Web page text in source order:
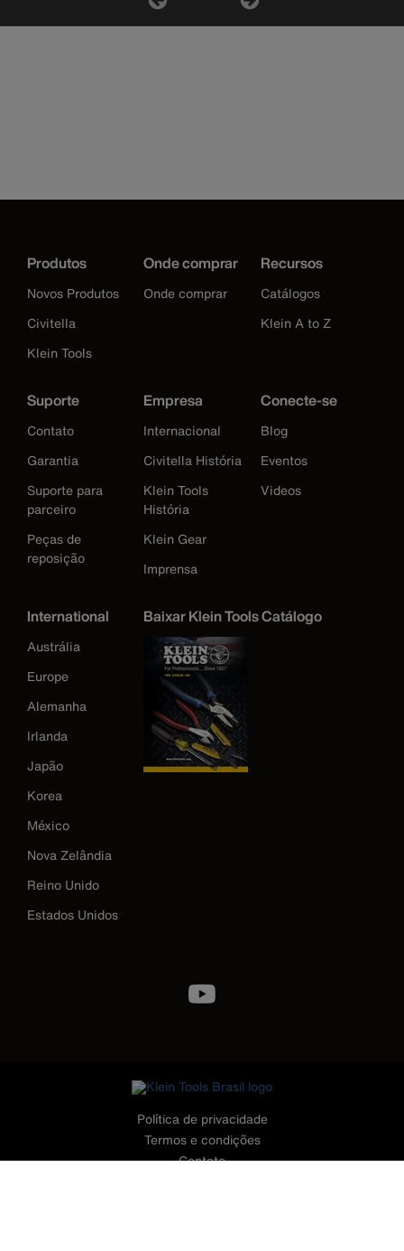
Produtos
Novos Produtos
Civitella
Klein Tools
Onde comprar
Onde comprar
Recursos
Catálogos
Klein A to Z
Suporte
Contato
Garantia
Suporte para
parceiro
Peças de
reposição
Empresa
Internacional
Civitella História
Klein Tools
História
Klein Gear
Imprensa
Conecte-se
Blog
Eventos
Videos
International
Austrália
Europe
Alemanha
Irlanda
Japão
Korea
México
Nova Zelândia
Reino Unido
Estados Unidos
Baixar Klein Tools Catálogo
Política de privacidade
Termos e condições
Contato